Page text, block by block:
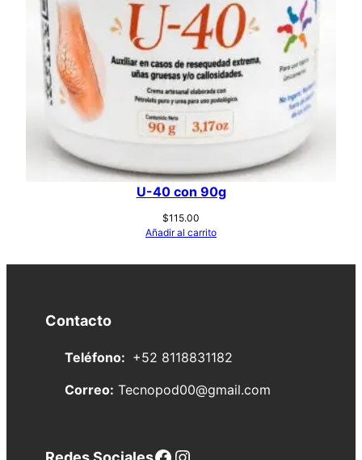
U-40 con 90g
$115.00
Añadir al carrito
Contacto
Teléfono: +52 8118831182
Correo: Tecnopod00@gmail.com